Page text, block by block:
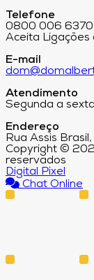
Telefone
0800 006 6370
Aceita Ligações
E-mail
Atendimento
Segunda a
Endereço
Rua Assis
Copyright ©
reservados
Digital Pixel
Chat Online